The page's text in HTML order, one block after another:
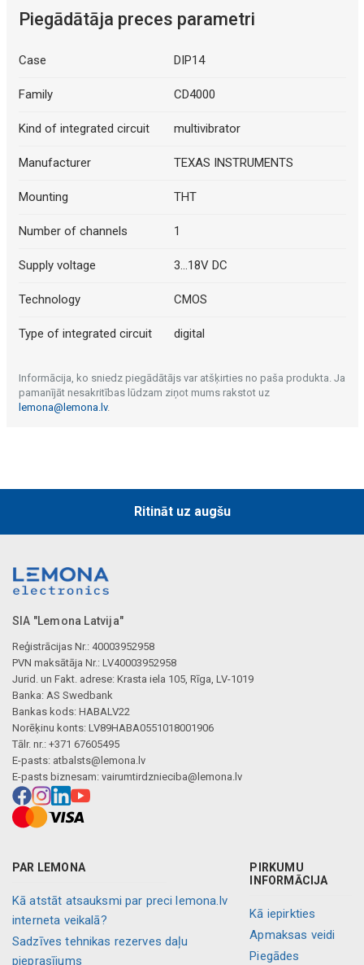
Piegādātāja preces parametri
Case DIP14
Family CD4000
Kind of integrated circuit multivibrator
Manufacturer TEXAS INSTRUMENTS
Mounting THT
Number of channels 1
Supply voltage 3...18V DC
Technology CMOS
Type of integrated circuit digital
Informācija, ko sniedz piegādātājs var atšķirties no paša produkta. Ja
pamanījāt nesakritības lūdzam ziņot mums rakstot uz
lemona@lemona.lv.
Ritināt uz augšu
SIA "Lemona Latvija"
Reģistrācijas Nr.: 40003952958
PVN maksātāja Nr.: LV40003952958
Jurid. un Fakt. adrese: Krasta iela 105, Rīga, LV-1019
Banka: AS Swedbank
Bankas kods: HABALV22
Norēķinu konts: LV89HABA0551018001906
Tālr. nr.: +371 67605495
E-pasts: atbalsts@lemona.lv
E-pasts biznesam: vairumtirdznieciba@lemona.lv
PAR LEMONA
Kā atstāt atsauksmi par preci lemona.lv
interneta veikalā?
Sadzīves tehnikas rezerves daļu
pieprasījums
PIRKUMU
INFORMĀCIJA
Kā iepirkties
Apmaksas veidi
Piegādes